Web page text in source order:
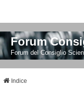
Forum
Forum del Consiglio
Indice